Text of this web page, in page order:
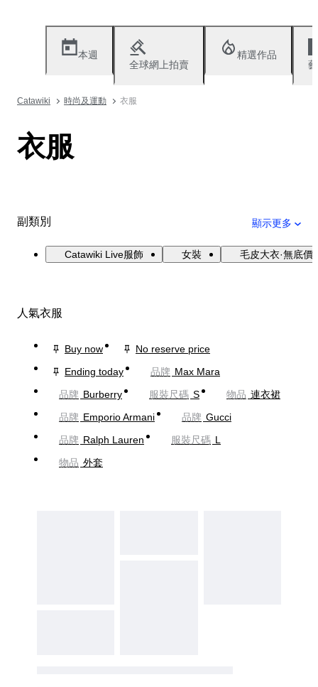
本週
全球網上拍賣
精選作品
Catawiki 時尚及運動 衣服
衣服
副類別 顯示更多
Catawiki Live服飾 女裝 毛皮大衣·無底價
人氣衣服
Buy now
No reserve price
Ending today
品牌 Max Mara
品牌 Burberry 服裝尺碼 S 物品 連衣裙
品牌 Emporio Armani 品牌 Gucci
品牌 Ralph Lauren 服裝尺碼 L
物品 外套